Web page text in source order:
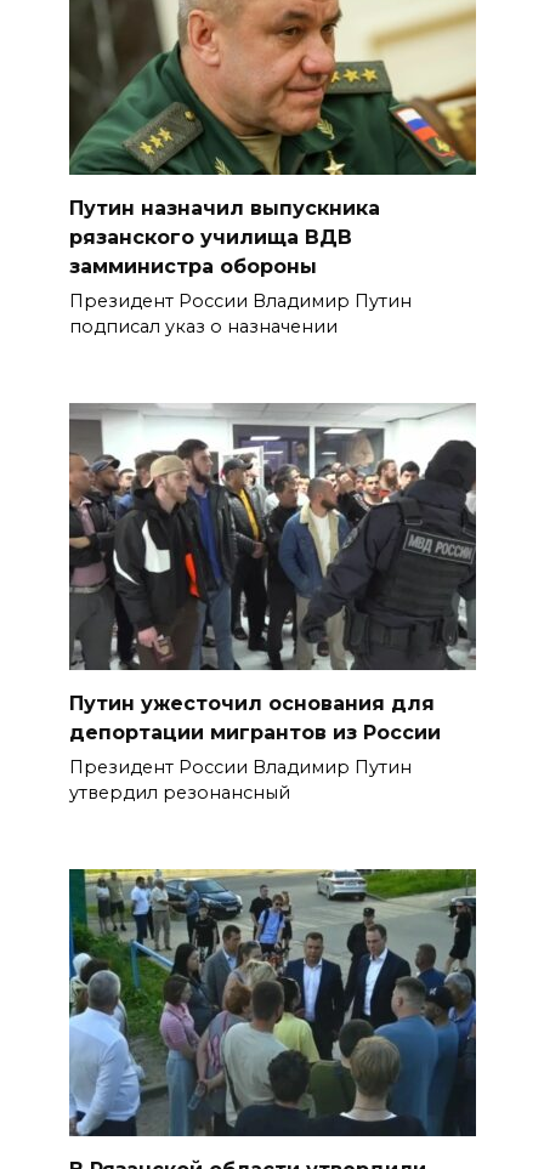
Путин назначил выпускника
рязанского училища ВДВ
замминистра обороны
Президент России Владимир Путин
подписал указ о назначении
Путин ужесточил основания для
депортации мигрантов из России
Президент России Владимир Путин
утвердил резонансный